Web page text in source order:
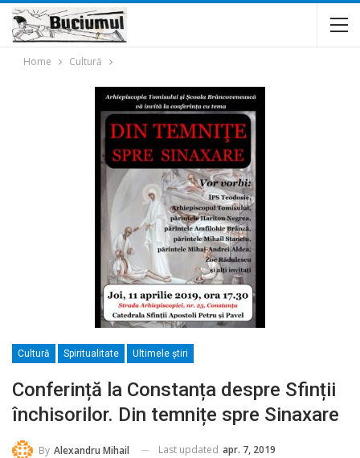
Home Cultură
Cultură Spiritualitate Ultimele ştiri
Conferință la Constanța despre Sfinții
închisorilor. Din temnițe spre Sinaxare
By Alexandru Mihail Last updated apr. 7, 2019